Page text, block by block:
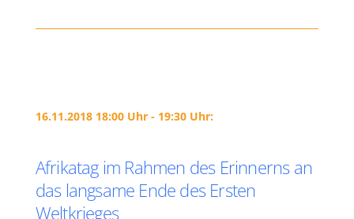
16.11.2018 18:00 Uhr - 19:30 Uhr:
Afrikatag im Rahmen des Erinnerns an
das langsame Ende des Ersten
Weltkrieges